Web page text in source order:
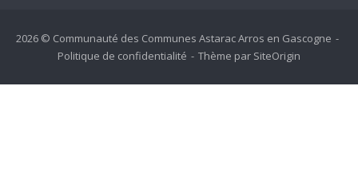
2026 © Communauté des Communes Astarac Arros en Gascogne
Politique de confidentialité
Thème par SiteOrigin